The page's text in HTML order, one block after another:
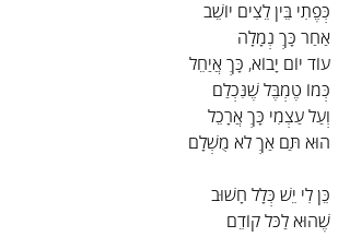
כְּפֶתִי בֵּין לֵצִים יוֹשֵׁב
אַחַר כָּךְ נְמָלָה
עוֹד יוֹם יָבוֹא, כָּךְ אֲיַחֵל
כְּמוֹ טֶמְבֶּל שֶׁנִּכְלַם
וְעַל עַצְמִי כָּךְ אֲרָכֵל
הוּא תַּם אַךְ לֹא מֻשְׁלָם
כֵּן לִי יֵשׁ כְּלָל חָשׁוּב
שֶׁהוּא לַכֹּל קוֹדֵם